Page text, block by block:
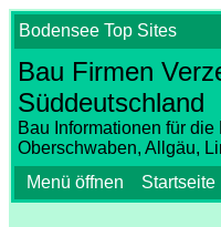
Bodensee Top Sites
Bau Firmen
Süddeutschland
Bau Informationen für
Oberschwaben, Allgäu,
Menü öffnen
Startseite